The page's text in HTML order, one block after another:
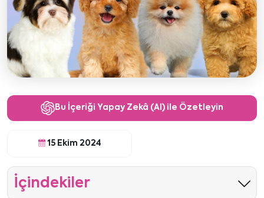
Bu İçeriği Yapay Zekâ (AI) ile Özetleyin
15 Ekim 2024
İçindekiler